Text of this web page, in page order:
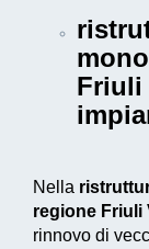
Friuli
Nella
regione Friuli
rinnovo di